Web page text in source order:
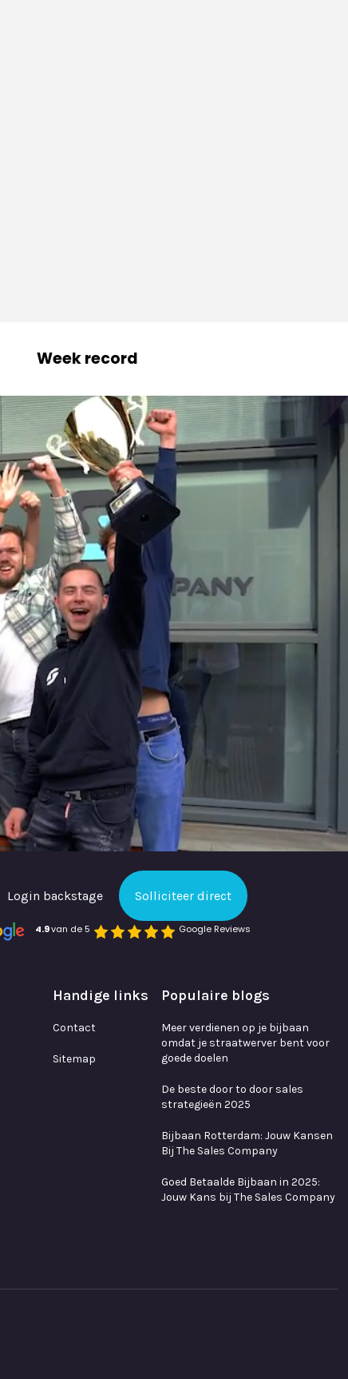
Week record
Login backstage Solliciteer direct
4.9 van de 5 Google Reviews
Handige links
Contact
Sitemap
Populaire blogs
Meer verdienen op je bijbaan
omdat je straatwerver bent voor
goede doelen
De beste door to door sales
strategieën 2025
Bijbaan Rotterdam: Jouw Kansen
Bij The Sales Company
Goed Betaalde Bijbaan in 2025:
Jouw Kans bij The Sales Company